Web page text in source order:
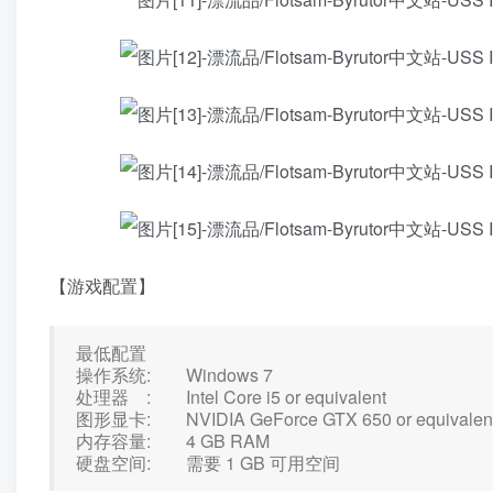
【游戏配置】
最低配置
操作系统: Windows 7
处理器 : Intel Core i5 or equivalent
图形显卡: NVIDIA GeForce GTX 650 or
内存容量: 4 GB RAM
硬盘空间: 需要 1 GB 可用空间